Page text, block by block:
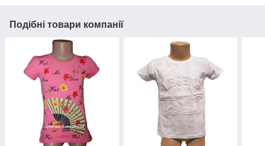
Подібні товари компанії